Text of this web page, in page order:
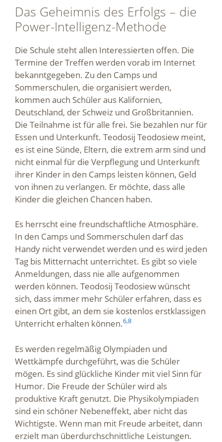
Das Geheimnis des Erfolgs – die
Power-Intelligenz-Methode
Die Schule steht allen Interessierten offen. Die
Termine der Treffen werden vorab im Internet
bekanntgegeben. Zu den Camps und
Sommerschulen, die organisiert werden,
kommen auch Schüler aus Kalifornien,
Deutschland, der Schweiz und Großbritannien.
Die Teilnahme ist für alle frei. Sie bezahlen nur für
Essen und Unterkunft. Teodosij Teodosiew meint,
es ist eine Sünde, Eltern, die extrem arm sind und
nicht einmal für die Verpflegung und Unterkunft
ihrer Kinder in den Camps leisten können, Geld
von ihnen zu verlangen. Er möchte, dass alle
Kinder die gleichen Chancen haben.
Es herrscht eine freundschaftliche Atmosphäre.
In den Camps und Sommerschulen darf das
Handy nicht verwendet werden und es wird jeden
Tag bis Mitternacht unterrichtet. Es gibt so viele
Anmeldungen, dass nie alle aufgenommen
werden können. Teodosij Teodosiew wünscht
sich, dass immer mehr Schüler erfahren, dass es
einen Ort gibt, an dem sie kostenlos erstklassigen
Unterricht erhalten können.6,8
Es werden regelmäßig Olympiaden und
Wettkämpfe durchgeführt, was die Schüler
mögen. Es sind glückliche Kinder mit viel Sinn für
Humor. Die Freude der Schüler wird als
produktive Kraft genutzt. Die Physikolympiaden
sind ein schöner Nebeneffekt, aber nicht das
Wichtigste. Wenn man mit Freude arbeitet, dann
erzielt man überdurchschnittliche Leistungen.